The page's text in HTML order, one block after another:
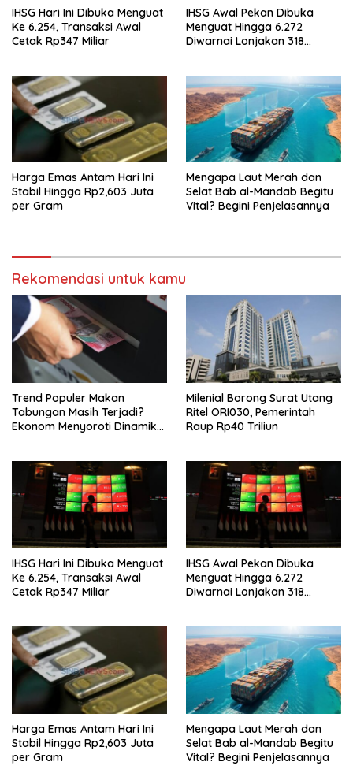
IHSG Hari Ini Dibuka Menguat
Ke 6.254, Transaksi Awal
Cetak Rp347 Miliar
IHSG Awal Pekan Dibuka
Menguat Hingga 6.272
Diwarnai Lonjakan 318
Harga Emas Antam Hari Ini
Stabil Hingga Rp2,603 Juta
per Gram
Mengapa Laut Merah dan
Selat Bab al-Mandab Begitu
Vital? Begini Penjelasannya
Rekomendasi untuk kamu
Trend Populer Makan
Tabungan Masih Terjadi?
Ekonom Menyoroti Dinamika
Milenial Borong Surat Utang
Ritel ORI030, Pemerintah
Raup Rp40 Triliun
IHSG Hari Ini Dibuka Menguat
Ke 6.254, Transaksi Awal
Cetak Rp347 Miliar
IHSG Awal Pekan Dibuka
Menguat Hingga 6.272
Diwarnai Lonjakan 318
Harga Emas Antam Hari Ini
Stabil Hingga Rp2,603 Juta
per Gram
Mengapa Laut Merah dan
Selat Bab al-Mandab Begitu
Vital? Begini Penjelasannya